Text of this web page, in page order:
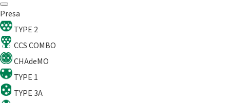
Presa
TYPE 2
CCS COMBO
CHAdeMO
TYPE 1
TYPE 3A